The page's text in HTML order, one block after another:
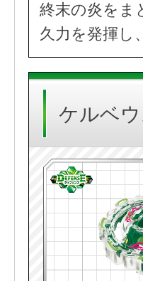
終末の炎をま
久力を発揮し
ケルベウ